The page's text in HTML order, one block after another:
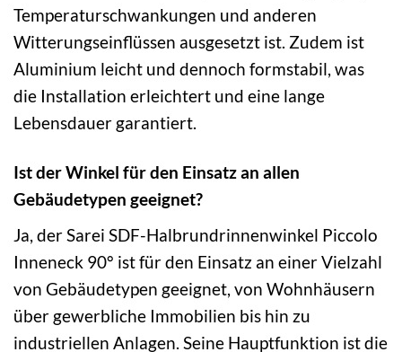
Temperaturschwankungen und anderen
Witterungseinflüssen ausgesetzt ist. Zudem ist
Aluminium leicht und dennoch formstabil, was
die Installation erleichtert und eine lange
Lebensdauer garantiert.
Ist der Winkel für den Einsatz an allen
Gebäudetypen geeignet?
Ja, der Sarei SDF-Halbrundrinnenwinkel Piccolo
Inneneck 90° ist für den Einsatz an einer Vielzahl
von Gebäudetypen geeignet, von Wohnhäusern
über gewerbliche Immobilien bis hin zu
industriellen Anlagen. Seine Hauptfunktion ist die